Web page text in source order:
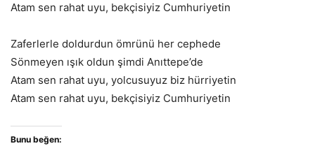
Atam sen rahat uyu, bekçisiyiz Cumhuriyetin
Zaferlerle doldurdun ömrünü her cephede
Sönmeyen ışık oldun şimdi Anıttepe’de
Atam sen rahat uyu, yolcusuyuz biz hürriyetin
Atam sen rahat uyu, bekçisiyiz Cumhuriyetin
Bunu beğen: